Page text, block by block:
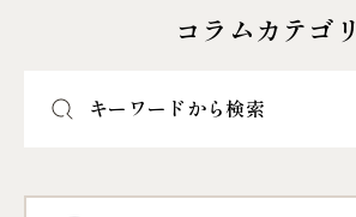
コラムカテゴリ
キーワードから検索